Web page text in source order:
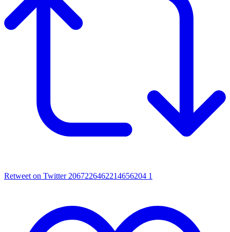
Retweet on Twitter 2067226462214656204 1